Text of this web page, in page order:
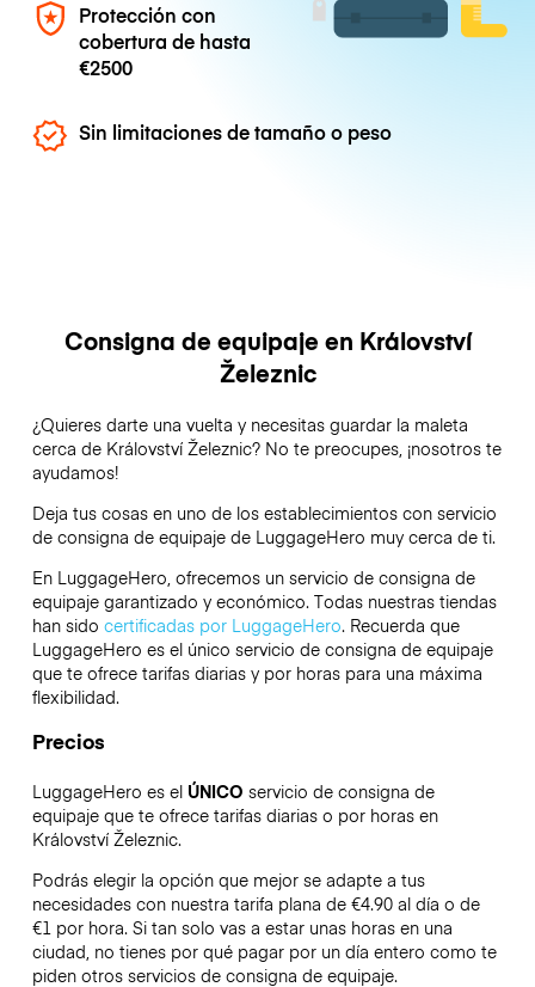
Protección con
cobertura de hasta
€2500
Sin limitaciones de tamaño o peso
Consigna de equipaje en Království
Železnic
¿Quieres darte una vuelta y necesitas guardar la maleta
cerca de Království Železnic? No te preocupes, ¡nosotros te
ayudamos!
Deja tus cosas en uno de los establecimientos con servicio
de consigna de equipaje de LuggageHero muy cerca de ti.
En LuggageHero, ofrecemos un servicio de consigna de
equipaje garantizado y económico. Todas nuestras tiendas
han sido certificadas por LuggageHero. Recuerda que
LuggageHero es el único servicio de consigna de equipaje
que te ofrece tarifas diarias y por horas para una máxima
flexibilidad.
Precios
LuggageHero es el ÚNICO servicio de consigna de
equipaje que te ofrece tarifas diarias o por horas en
Království Železnic.
Podrás elegir la opción que mejor se adapte a tus
necesidades con nuestra tarifa plana de €4.90 al día o de
€1 por hora. Si tan solo vas a estar unas horas en una
ciudad, no tienes por qué pagar por un día entero como te
piden otros servicios de consigna de equipaje.